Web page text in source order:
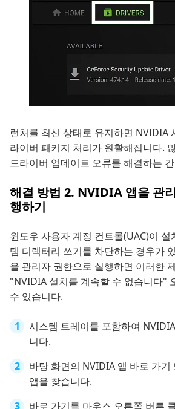
런처를 최신 상태로 유지하면 NVIDIA
라이버 패키지 처리가 원활해집니다.
드라이버 업데이트 오류를 해결하는
해결 방법 2. NVIDIA 앱을 관
행하기
윈도우 사용자 계정 컨트롤(UAC)이
템 디렉터리 쓰기를 차단하는 경우가
을 관리자 권한으로 실행하면 이러한
"NVIDIA 설치를 계속할 수 없습니다"
수 있습니다.
시스템 트레이를 포함하여
니다.
바탕 화면의 NVIDIA 앱 바로 가기
앱을 찾습니다.
바로 가기를 마우스 오른쪽 버튼